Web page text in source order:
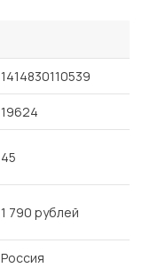
1414830110539
19624
45
1 790 рублей
Россия